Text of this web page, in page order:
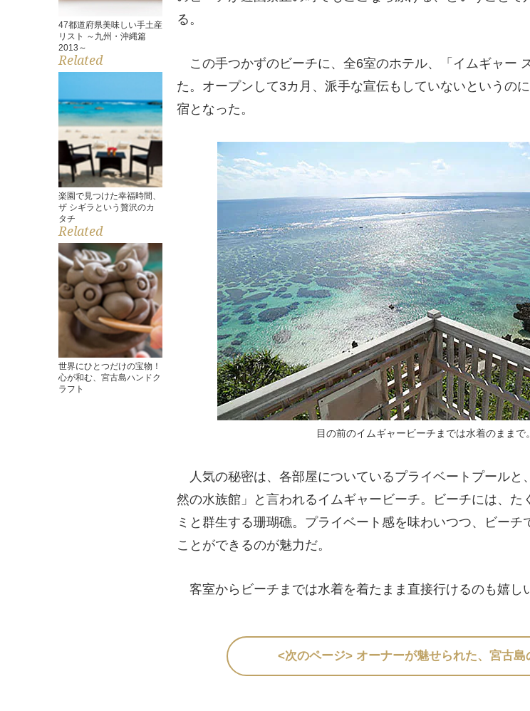
47都道府県美味しい手土産
リスト ～九州・沖縄篇
2013～
Related
楽園で見つけた幸福時間、
ザ シギラという贅沢のカ
タチ
Related
世界にひとつだけの宝物！
心が和む、宮古島ハンドク
ラフト
る。
この手つかずのビーチに、全6室のホテル、「イムギャー
た。オープンして3カ月、派手な宣伝もしていないというの
宿となった。
目の前のイムギャービーチまでは水着のままで。
人気の秘密は、各部屋についているプライベートプールと
然の水族館」と言われるイムギャービーチ。ビーチには、た
ミと群生する珊瑚礁。プライベート感を味わいつつ、ビーチ
ことができるのが魅力だ。
客室からビーチまでは水着を着たまま直接行けるのも嬉し
<次のページ> オーナーが魅せられた、宮古島